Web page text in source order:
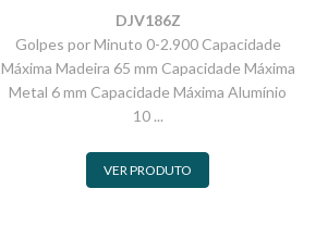
DJV186Z
Golpes por Minuto 0-2.900 Capacidade
Máxima Madeira 65 mm Capacidade Máxima
Metal 6 mm Capacidade Máxima Alumínio
10 ...
VER PRODUTO